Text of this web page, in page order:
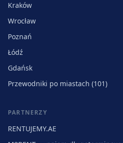
Kraków
Wrocław
Poznań
Łódź
Gdańsk
Przewodniki po miastach (101)
PARTNERZY
RENTUJEMY.AE